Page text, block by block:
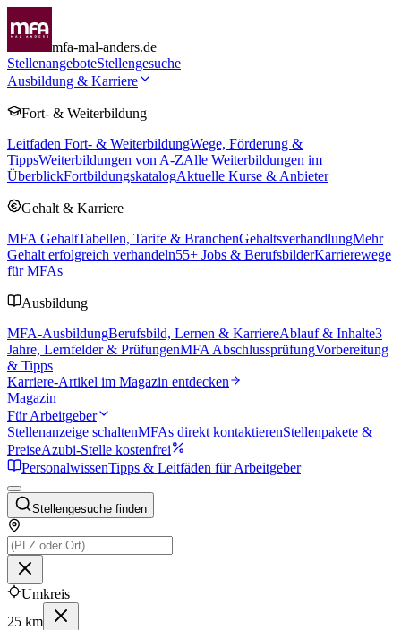
mfa-mal-anders.de
StellenangeboteStellengesuche
Ausbildung & Karriere
Fort- & Weiterbildung
Leitfaden Fort- & WeiterbildungWege, Förderung &
TippsWeiterbildungen von A-ZAlle Weiterbildungen im
ÜberblickFortbildungskatalogAktuelle Kurse & Anbieter
Gehalt & Karriere
MFA GehaltTabellen, Tarife & BranchenGehaltsverhandlungMehr
Gehalt erfolgreich verhandeln55+ Jobs & BerufsbilderKarrierewege
für MFAs
Ausbildung
MFA-AusbildungBerufsbild, Lernen & KarriereAblauf & Inhalte3
Jahre, Lernfelder & PrüfungenMFA AbschlussprüfungVorbereitung
& Tipps
Karriere-Artikel im Magazin entdecken
Magazin
Für Arbeitgeber
Stellenanzeige schaltenMFAs direkt kontaktierenStellenpakete &
PreiseAzubi-Stelle kostenfrei
PersonalwissenTipps & Leitfäden für Arbeitgeber
Stellengesuche finden
Umkreis
25 km